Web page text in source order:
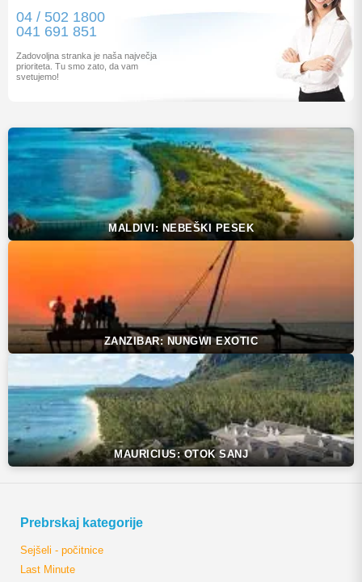
04 / 502 1800
041 691 851
Zadovoljna stranka je naša največja
prioriteta. Tu smo zato, da vam
svetujemo!
MALDIVI: NEBEŠKI PESEK
ZANZIBAR: NUNGWI EXOTIC
MAURICIUS: OTOK SANJ
Prebrskaj kategorije
Sejšeli - počitnice
Last Minute